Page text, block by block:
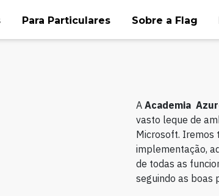
Para Particulares Sobre a Flag
A Academia
vasto leque de
Microsoft. Iremos
implementação,
de todas as
seguindo as boas